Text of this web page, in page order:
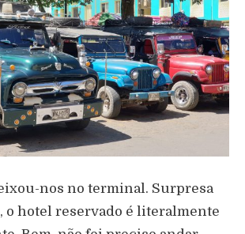
nos no terminal. Surpresa
o hotel reservado é literalmente